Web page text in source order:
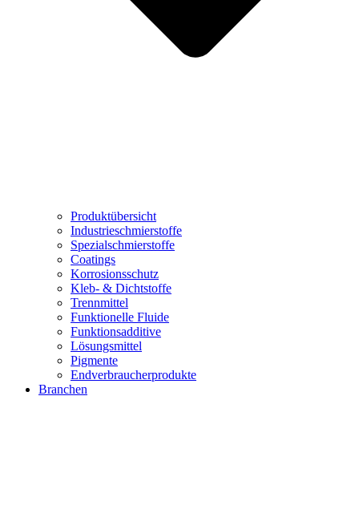
Produktübersicht
Industrieschmierstoffe
Spezialschmierstoffe
Coatings
Korrosionsschutz
Kleb- & Dichtstoffe
Trennmittel
Funktionelle Fluide
Funktionsadditive
Lösungsmittel
Pigmente
Endverbraucherprodukte
Branchen